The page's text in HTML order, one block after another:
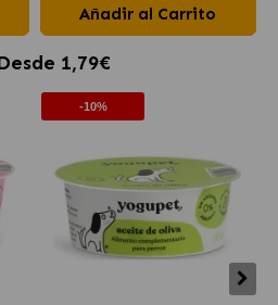
Añadir al Carrito
1,79€
-10%